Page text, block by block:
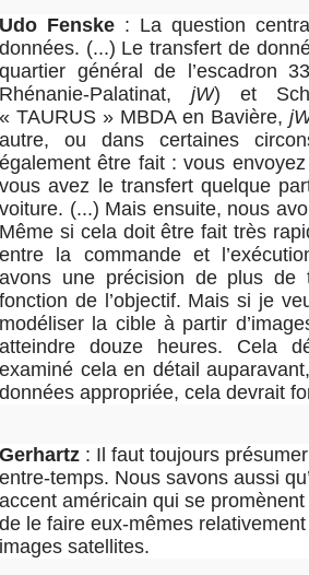
Udo Fenske : La question
données. (...) Le transfert de
quartier général de l’escadron
Rhénanie-Palatinat,
jW) et
« TAURUS » MBDA en Bavière,
autre, ou dans certaines
également être fait : vous
vous avez le transfert quelque
voiture. (...) Mais ensuite, nous
Même si cela doit être fait très
entre la commande et
avons une précision de plus
fonction de l’objectif. Mais si je
modéliser la cible à partir
atteindre douze heures. Cela
examiné cela en détail
données appropriée, cela devrait
Gerhartz : Il faut toujours
entre-temps. Nous savons aussi
accent américain qui se
de le faire eux-mêmes
images satellites.